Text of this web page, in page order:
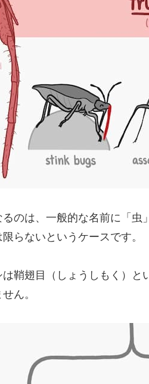
るのは、一般的な名前に「
らないというケースです。
鞘翅目（しょうしもく）
ん。